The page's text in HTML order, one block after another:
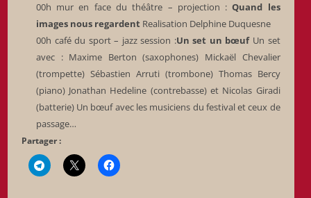
00h mur en face du théâtre – projection :Quand les
images nous regardent Realisation Delphine Duquesne
00h café du sport – jazz session :Un set un bœuf Un set
avec : Maxime Berton (saxophones) Mickaël Chevalier
(trompette) Sébastien Arruti (trombone) Thomas Bercy
(piano) Jonathan Hedeline (contrebasse) et Nicolas Giradi
(batterie) Un bœuf avec les musiciens du festival et ceux de
passage…
Partager :